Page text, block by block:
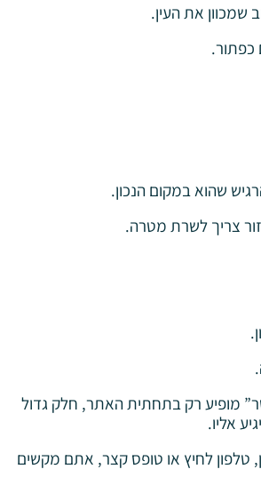
שמכוון את העין.
שהוא במקום הנכון.
צריך לשרת מטרה.
מופיע רק בתחתית האתר, חלק גדול
אליו.
טלפון לחיץ או טופס קצר, אתם מקשים